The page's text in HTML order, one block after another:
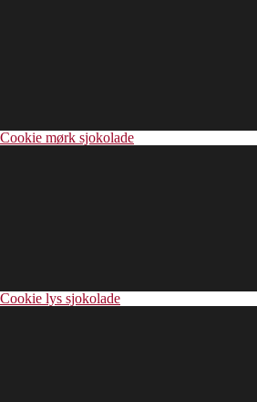
Cookie mørk sjokolade
Cookie lys sjokolade